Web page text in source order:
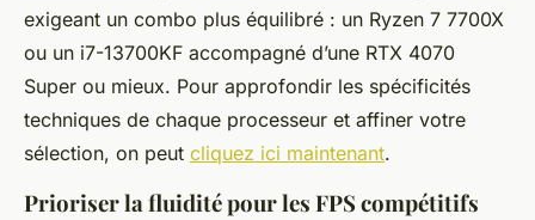
exigeant un combo plus équilibré : un Ryzen 7 7700X
ou un i7-13700KF accompagné d’une RTX 4070
Super ou mieux. Pour approfondir les spécificités
techniques de chaque processeur et affiner votre
sélection, on peut cliquez ici maintenant.
Prioriser la fluidité pour les FPS compétitifs